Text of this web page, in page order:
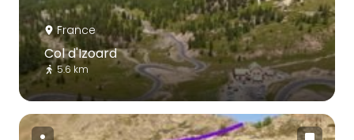
France
Col d'Izoard
5.6 km